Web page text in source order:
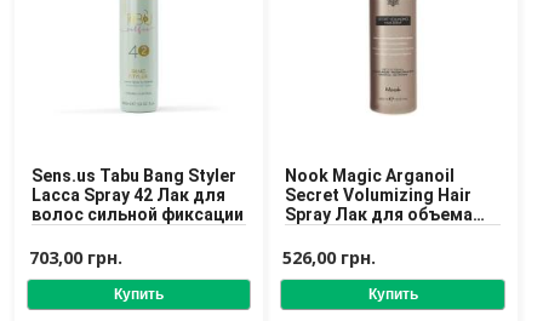
Наборы косметики для мужчин
Средства для бритья
Уход для лица
Уход для тела
Уход за мужскими волосами
Бренды
О Магазине
Каталог
Контакты
Sens.us Tabu Bang Styler
Lacca Spray 42 Лак для
волос сильной фиксации
703,00 грн.
Nook Magic Arganoil
Secret Volumizing Hair
Spray Лак для объема
526,00 грн.